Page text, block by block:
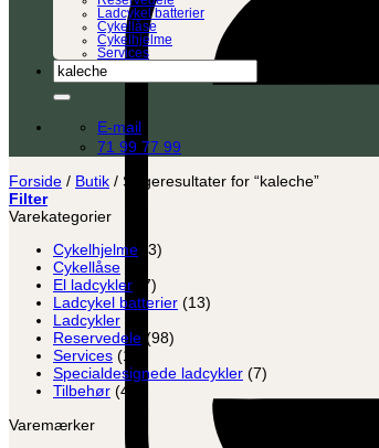
Ladcykel batterier
Cykellåse
Cykelhjelme
Services
Søg
efter:
E-mail
71 99 77 99
Forside / Butik / Søgeresultater for “kaleche”
Filter
Varekategorier
Cykelhjelme (3)
Cykellåse
El ladcykler
(7)
Ladcykel batterier (13)
Ladcykler
Reservedele (98)
Services (12)
Specialdesignede ladcykler (7)
Tilbehør (45)
Varemærker